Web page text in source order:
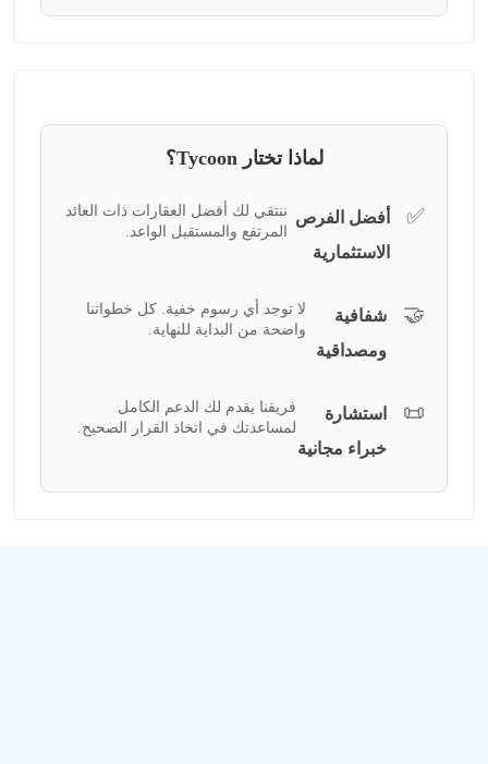
لماذا تختار Tycoon؟
✅
أفضل الفرص
الاستثمارية
ننتقي لك أفضل العقارات ذات العائد
المرتفع والمستقبل الواعد.
🤝
شفافية
ومصداقية
لا توجد أي رسوم خفية. كل خطواتنا
واضحة من البداية للنهاية.
📜
استشارة
خبراء مجانية
فريقنا يقدم لك الدعم الكامل
لمساعدتك في اتخاذ القرار الصحيح.